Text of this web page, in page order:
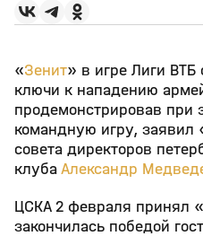
«Зенит» в игре Лиги ВТБ
ключи к нападению
продемонстрировав при
командную игру, заявил
совета директоров
клубаАлександр
ЦСКА 2 февраля принял
закончилась победой